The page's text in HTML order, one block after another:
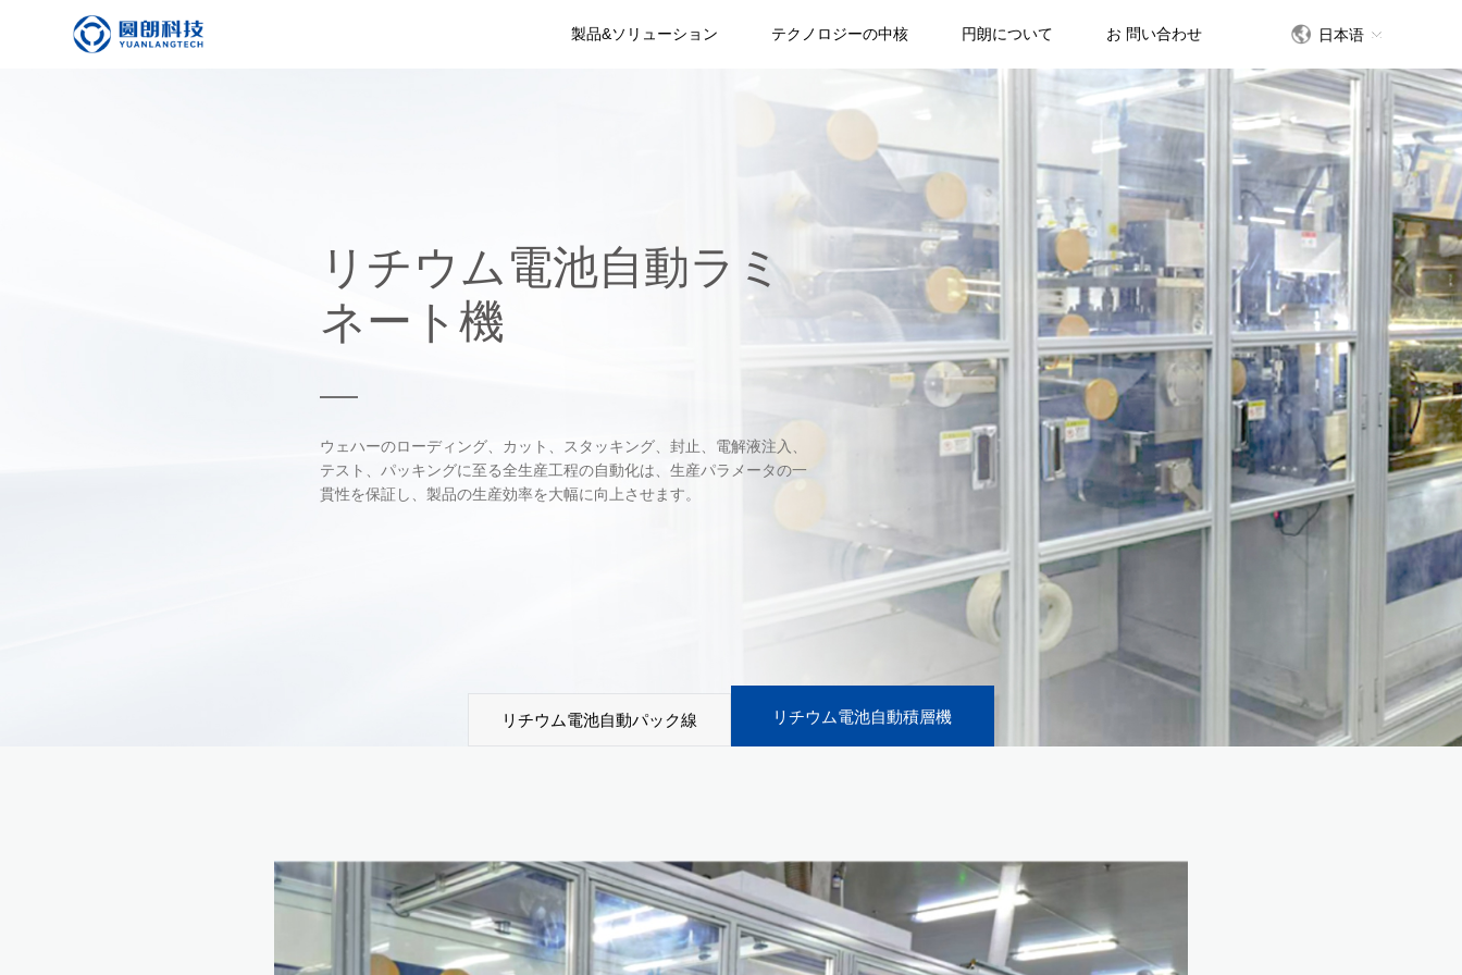
製品&ソリューション テクノロジーの中核 円朗について お 問い合わせ 日本语
リチウム電池自動ラミ
ネート機
ウェハーのローディング、カット、スタッキング、封止、電解液注入、
テスト、パッキングに至る全生産工程の自動化は、生産パラメータの一
貫性を保証し、製品の生産効率を大幅に向上させます。
リチウム電池自動パック線 リチウム電池自動積層機